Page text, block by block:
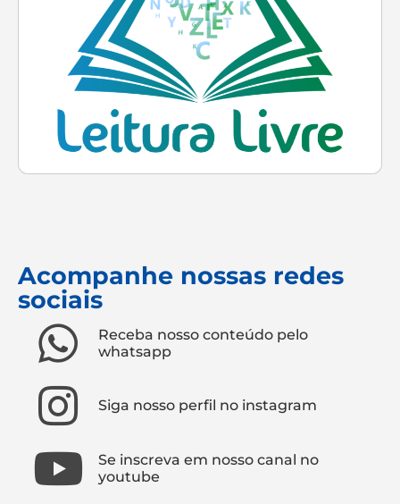
Acompanhe nossas redes
sociais
Receba nosso conteúdo pelo
whatsapp
Siga nosso perfil no instagram
Se inscreva em nosso canal no
youtube